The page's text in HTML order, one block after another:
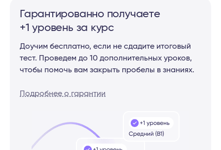
Гарантированно получаете
+1 уровень за курс
Доучим бесплатно, если не сдадите итоговый
тест. Проведем до 10 дополнительных уроков,
чтобы помочь вам закрыть пробелы в знаниях.
Подробнее о гарантии